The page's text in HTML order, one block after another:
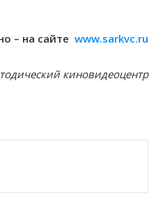
– на сайте www.sarkvc.ru
киновидеоцентр